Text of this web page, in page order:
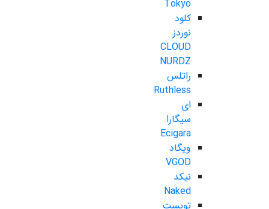
Tokyo
کلود
نوردز
CLOUD
NURDZ
راتلس
Ruthless
ای
سیگارا
Ecigara
ویگاد
VGOD
نیکد
Naked
تویست